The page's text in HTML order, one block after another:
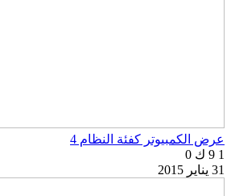
عرض الكمبيوتر كفئة النظام 4
1 9 ك
0
31 يناير 2015